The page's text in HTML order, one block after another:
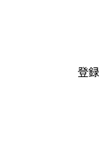
登